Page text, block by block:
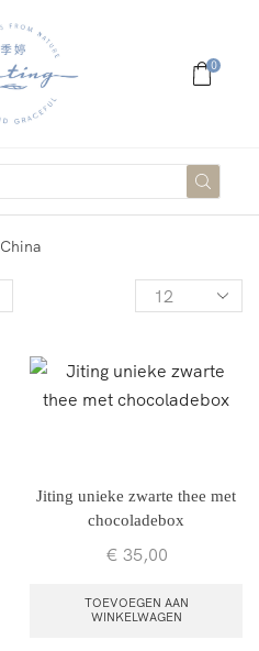
0
China
Jiting unieke zwarte thee met
chocoladebox
€ 35,00
TOEVOEGEN AAN
WINKELWAGEN